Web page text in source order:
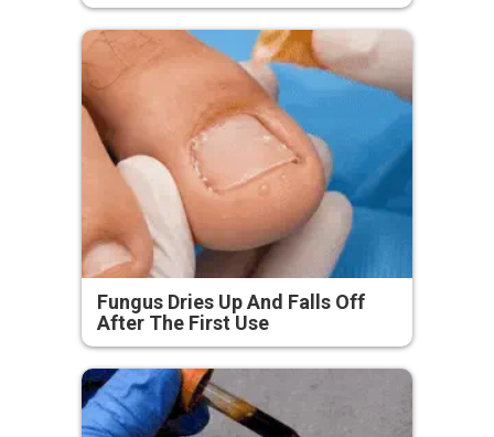
Fungus Dries Up And Falls Off
After The First Use